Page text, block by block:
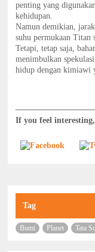
penting yang
kehidupan.
Namun demikian,
suhu permukaan Titan
Tetapi, tetap saja,
menimbulkan
hidup dengan kimiawi
If you feel
Tag
Bumi Planet Tata